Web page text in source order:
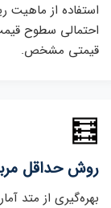
استفاده از
احتمالی سطوح
قیمتی مشخص.
🧮
روش حداقل